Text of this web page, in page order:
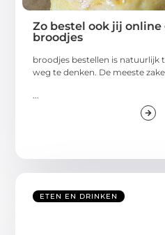
Zo bestel ook jij
broodjes
broodjes bestellen is
weg te denken. De meeste
ETEN EN DRINKEN